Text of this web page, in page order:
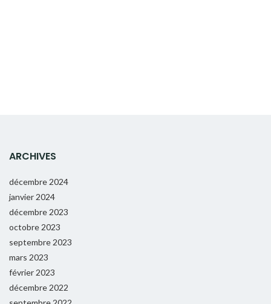
ARCHIVES
décembre 2024
janvier 2024
décembre 2023
octobre 2023
septembre 2023
mars 2023
février 2023
décembre 2022